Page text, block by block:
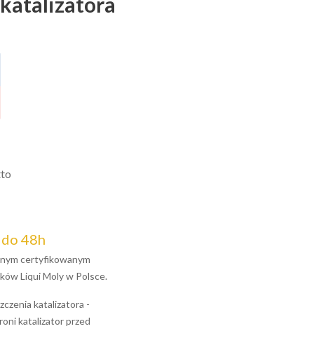
48h
certyfikowanym
Liqui Moly w Polsce.
katalizatora -
katalizator przed